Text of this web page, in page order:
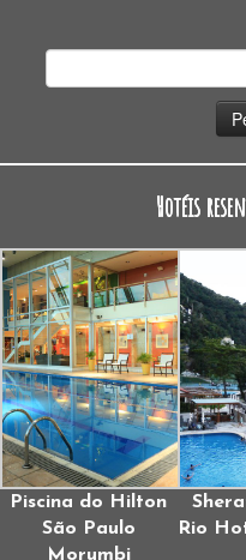
Hotéis
Piscina do Hilton
São Paulo
Morumbi
Rio